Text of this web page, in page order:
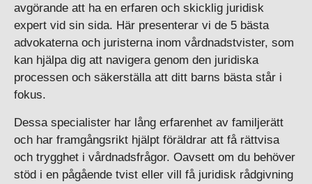
avgörande att ha en erfaren och skicklig juridisk
expert vid sin sida. Här presenterar vi de 5 bästa
advokaterna och juristerna inom vårdnadstvister, som
kan hjälpa dig att navigera genom den juridiska
processen och säkerställa att ditt barns bästa står i
fokus.
Dessa specialister har lång erfarenhet av familjerätt
och har framgångsrikt hjälpt föräldrar att få rättvisa
och trygghet i vårdnadsfrågor. Oavsett om du behöver
stöd i en pågående tvist eller vill få juridisk rådgivning